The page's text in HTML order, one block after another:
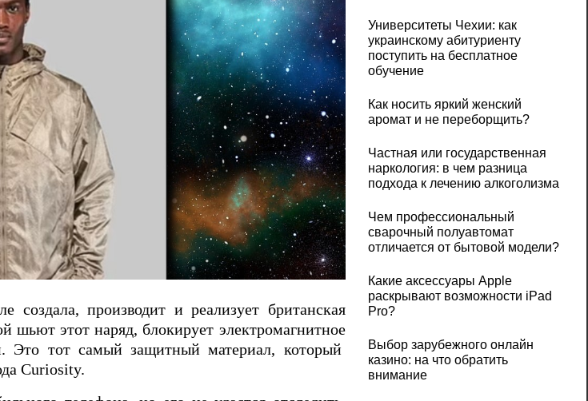
производит и реализует британская
шьют этот наряд, блокирует электромагнитное
Это тот самый защитный материал, который
Curiosity.
Университеты Чехии: как
украинскому абитуриенту
поступить на бесплатное
обучение
Как носить яркий женский
аромат и не переборщить?
Частная или государственная
наркология: в чем разница
подхода к лечению алкоголизма
Чем профессиональный
сварочный полуавтомат
отличается от бытовой модели?
Какие аксессуары Apple
раскрывают возможности iPad
Pro?
Выбор зарубежного онлайн
казино: на что обратить
внимание